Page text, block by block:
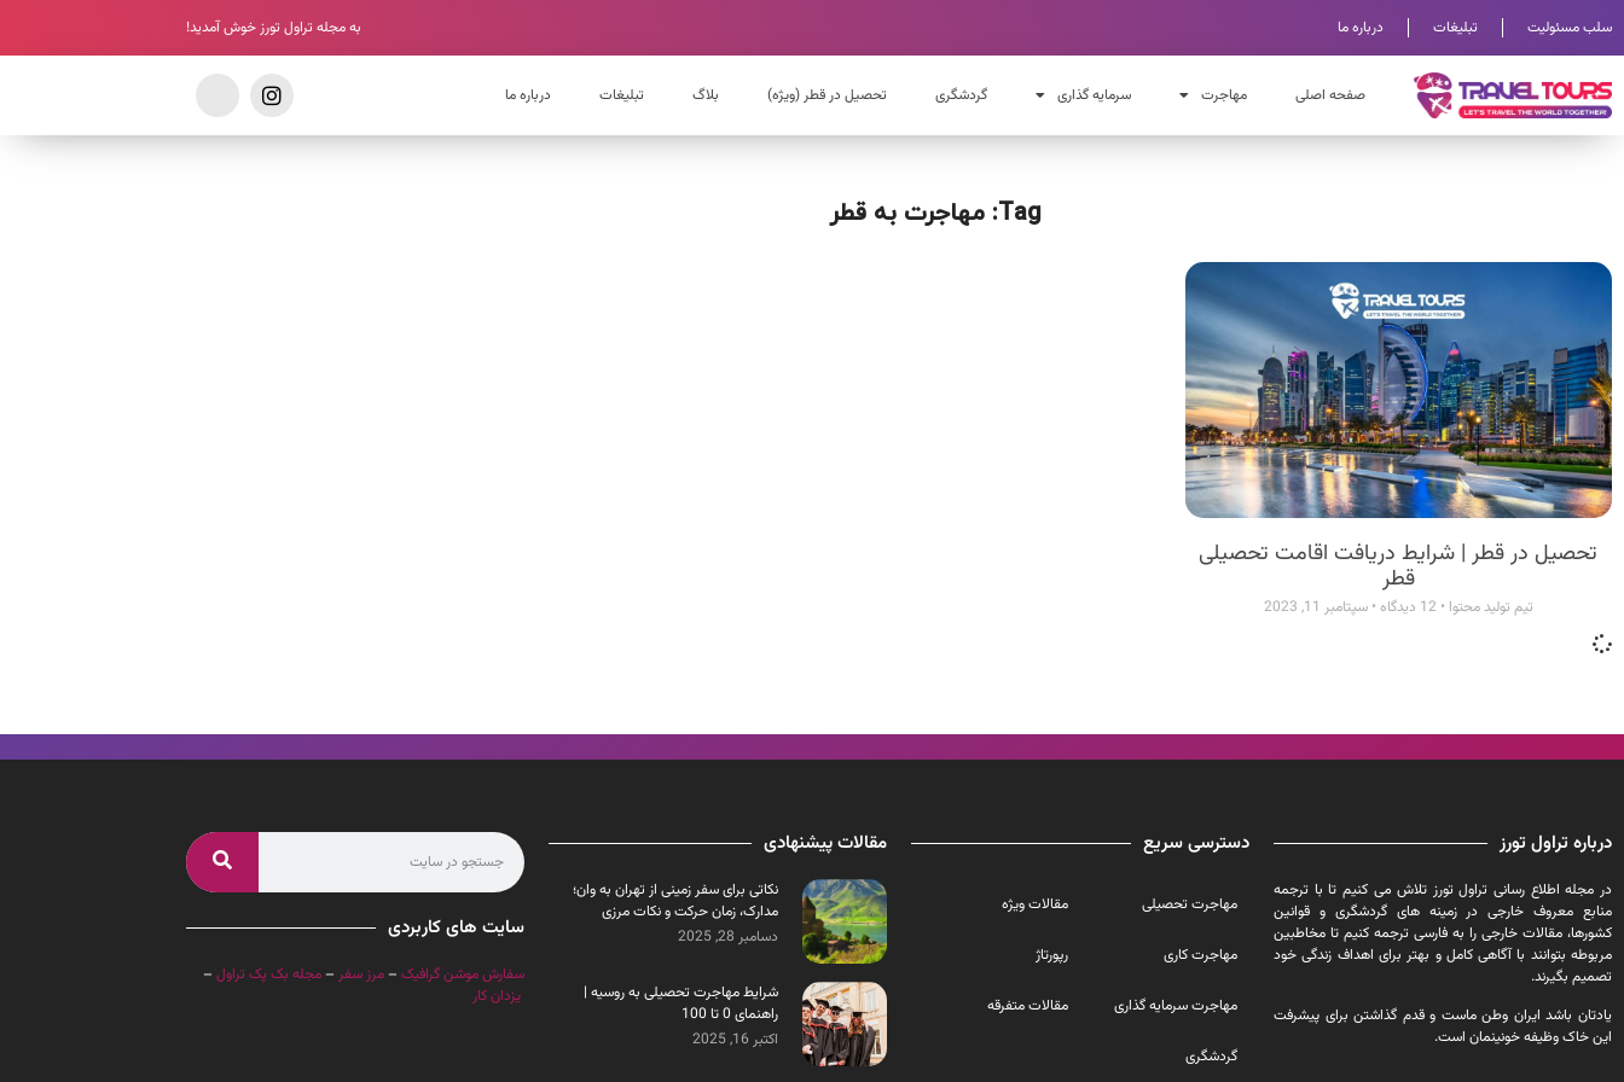
سلب مسئولیت تبلیغات درباره ما به مجله تراول تورز خوش آمدید!
صفحه اصلی مهاجرت سرمایه گذاری گردشگری تحصیل در قطر (ویژه) بلاگ تبلیغات درباره ما
Tag: مهاجرت به قطر
تحصیل در قطر | شرایط دریافت اقامت تحصیلی
قطر
تیم تولید محتوا سپتامبر 11, 2023
درباره تراول تورز
در مجله اطلاع رسانی تراول تورز تلاش می کنیم تا با ترجمه
منابع معروف خارجی در زمینه های گردشگری و قوانین
کشورها، مقالات خارجی را به فارسی ترجمه کنیم تا مخاطبین
مربوطه بتوانند با آگاهی کامل و بهتر برای اهداف زندگی خود
تصمیم بگیرند.
یادتان باشد ایران وطن ماست و قدم گذاشتن برای پیشرفت
این خاک وظیفه خونینمان است.
دسترسی سریع
مهاجرت تحصیلی
مهاجرت کاری
مهاجرت سرمایه گذاری
گردشگری
مقالات ویژه
رپورتاژ
مقالات متفرقه
مقالات پیشنهادی
نکاتی برای سفر زمینی از تهران به وان؛
مدارک، زمان حرکت و نکات مرزی
دسامبر 28, 2025
شرایط مهاجرت تحصیلی به روسیه |
راهنمای 0 تا 100
اکتبر 16, 2025
سایت های کاربردی
سفارش موشن گرافیک – مرز سفر – مجله بک پک تراول –
یزدان کار